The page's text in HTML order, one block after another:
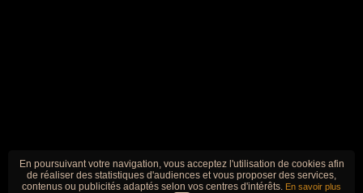
En poursuivant votre navigation, vous acceptez l'utilisation de cookies afin
de réaliser des statistiques d'audiences et vous proposer des services,
contenus ou publicités adaptés selon vos centres d'intérêts. En savoir plus